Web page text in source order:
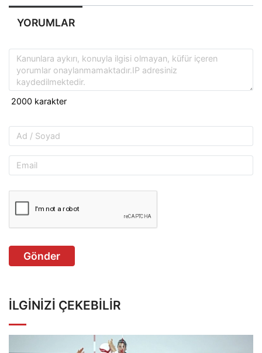
YORUMLAR
Gönder
İLGINIZI ÇEKEBILIR